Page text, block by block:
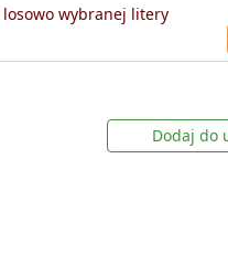
wybranej litery
Dodaj do